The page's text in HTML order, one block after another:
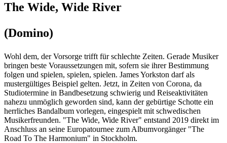
The Wide, Wide River
(Domino)
Wohl dem, der Vorsorge trifft für schlechte Zeiten. Gerade Musiker
bringen beste Voraussetzungen mit, sofern sie ihrer Bestimmung
folgen und spielen, spielen, spielen. James Yorkston darf als
mustergültiges Beispiel gelten. Jetzt, in Zeiten von Corona, da
Studiotermine in Bandbesetzung schwierig und Reiseaktivitäten
nahezu unmöglich geworden sind, kann der gebürtige Schotte ein
herrliches Bandalbum vorlegen, eingespielt mit schwedischen
Musikerfreunden. "The Wide, Wide River" entstand 2019 direkt im
Anschluss an seine Europatournee zum Albumvorgänger "The
Road To The Harmonium" in Stockholm.